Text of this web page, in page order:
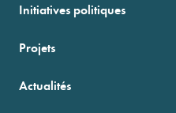
Initiatives politiques
Projets
Actualités